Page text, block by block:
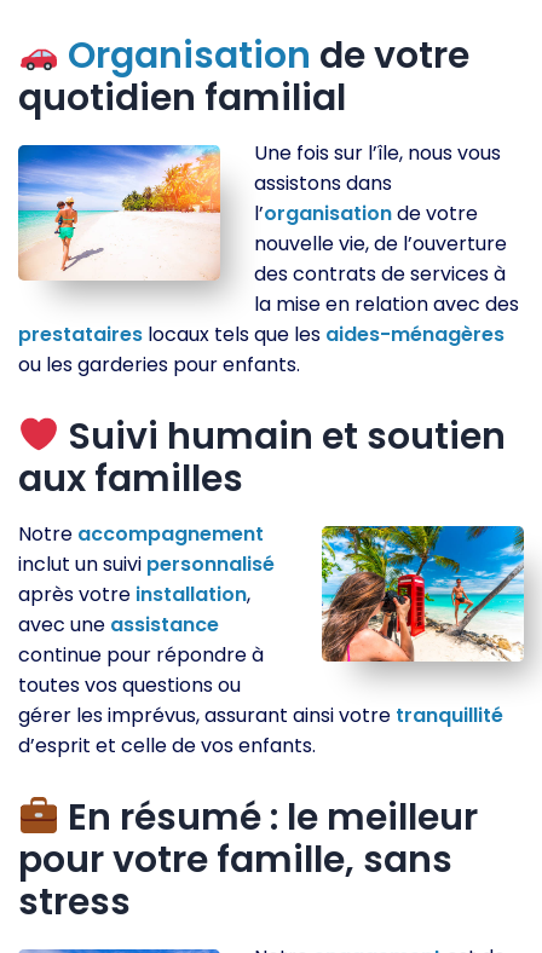
Organisation de votre
quotidien familial
Une fois sur l’île, nous vous
assistons dans
l’organisationde votre
nouvelle vie, de l’ouverture
des contrats de services à
la mise en relation avec des
prestataires locaux tels que les aides-ménagères
ou les garderies pour enfants.
Suivi humain et soutien
aux familles
Notre accompagnement
inclut un suivi personnalisé
après votre installation,
avec une assistance
continue pour répondre à
toutes vos questions ou
gérer les imprévus, assurant ainsi votre tranquillité
d’esprit et celle de vos enfants.
En résumé : le meilleur
pour votre famille, sans
stress